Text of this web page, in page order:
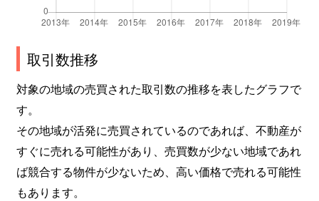
取引数推移
対象の地域の売買された取引数の推移を表したグラフで
す。
その地域が活発に売買されているのであれば、不動産が
すぐに売れる可能性があり、売買数が少ない地域であれ
ば競合する物件が少ないため、高い価格で売れる可能性
もあります。